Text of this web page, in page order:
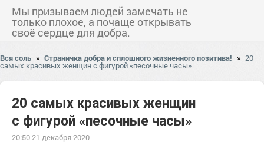
Мы призываем людей замечать не
только плохое, а почаще открывать
своё сердце для добра.
Вся соль » Страничка добра и сплошного жизненного позитива! » 20
самых красивых женщин с фигурой «песочные часы»
20 самых красивых женщин
с фигурой «песочные часы»
20:50 21 декабря 2020